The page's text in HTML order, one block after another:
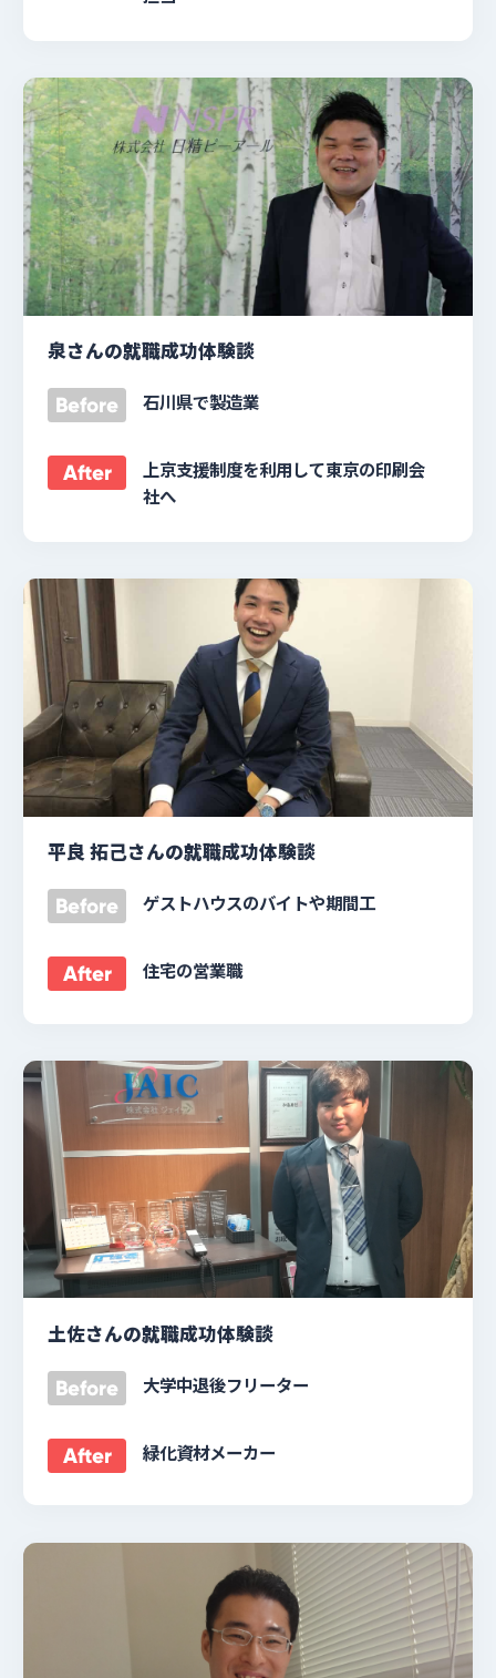
泉さんの就職成功体験談
Before 石川県で製造業
After
上京支援制度を利用して東京の印刷会
社へ
平良 拓己さんの就職成功体験談
Before ゲストハウスのバイトや期間工
After 住宅の営業職
土佐さんの就職成功体験談
Before 大学中退後フリーター
After 緑化資材メーカー